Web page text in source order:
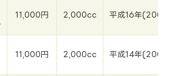
11,000円 2,000cc 平成16年
11,000円 2,000cc 平成14年